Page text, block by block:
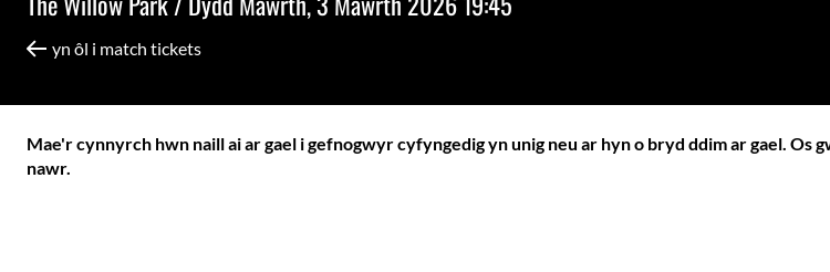
yn ôl i match tickets
Mae'r cynnyrch hwn naill ai ar gael i gefnogwyr cyfyngedig yn unig neu ar hyn o bryd ddim ar gael. Os
nawr.